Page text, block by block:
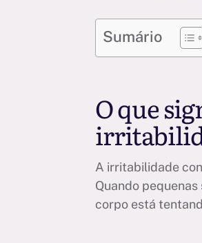
Sumário
O que
A irritabilidade
Quando
corpo está